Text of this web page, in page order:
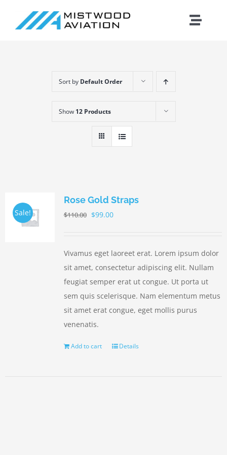
Toggle
Training
Maintenance
Fleet
Contact
Sort by Default Order
Show 12 Products
Sale!
Rose Gold Straps
$110.00 $99.00
Vivamus eget laoreet erat. Lorem ipsum dolor
sit amet, consectetur adipiscing elit. Nullam
feugiat semper erat ut congue. Ut porta ut
sem quis scelerisque. Nam elementum metus
sit amet erat congue, eget mollis purus
venenatis.
Add to cart Details